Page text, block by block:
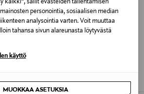
kaikki”, sallit evästeiden tallentamisen
personointia, sosiaalisen median
analysointia varten. Voit muuttaa
tahansa sivun alareunasta löytyvästä
käyttö
MUOKKAA ASETUKSIA
Original Price
250,00 €